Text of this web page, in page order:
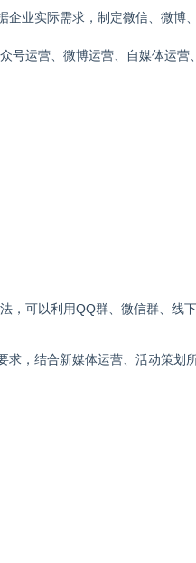
业实际需求，制定微信、微博
号运营、微博运营、自媒体运
，可以利用QQ群、微信群、线
，结合新媒体运营、活动策划